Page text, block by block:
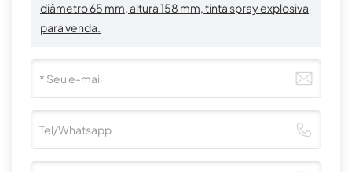
diâmetro 65 mm, altura 158 mm, tinta spray explosiva
para venda.